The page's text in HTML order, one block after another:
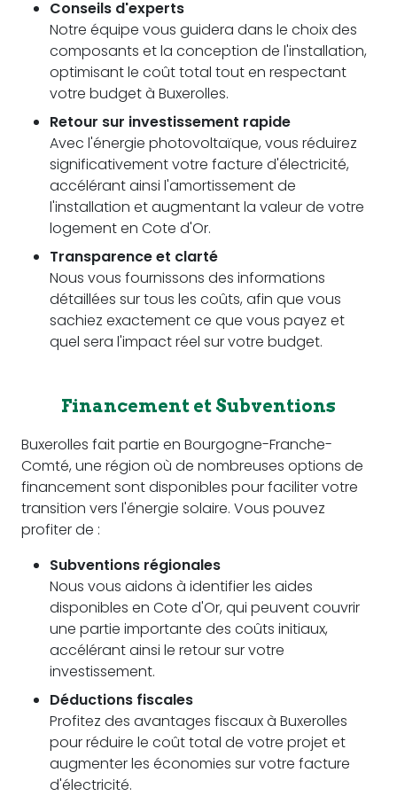
Conseils d'experts
Notre équipe vous guidera dans le choix des
composants et la conception de l'installation,
optimisant le coût total tout en respectant
votre budget à Buxerolles.
Retour sur investissement rapide
Avec l'énergie photovoltaïque, vous réduirez
significativement votre facture d'électricité,
accélérant ainsi l'amortissement de
l'installation et augmentant la valeur de votre
logement en Cote d'Or.
Transparence et clarté
Nous vous fournissons des informations
détaillées sur tous les coûts, afin que vous
sachiez exactement ce que vous payez et
quel sera l'impact réel sur votre budget.
Financement et Subventions
Buxerolles fait partie en Bourgogne-Franche-
Comté, une région où de nombreuses options de
financement sont disponibles pour faciliter votre
transition vers l'énergie solaire. Vous pouvez
profiter de :
Subventions régionales
Nous vous aidons à identifier les aides
disponibles en Cote d'Or, qui peuvent couvrir
une partie importante des coûts initiaux,
accélérant ainsi le retour sur votre
investissement.
Déductions fiscales
Profitez des avantages fiscaux à Buxerolles
pour réduire le coût total de votre projet et
augmenter les économies sur votre facture
d'électricité.